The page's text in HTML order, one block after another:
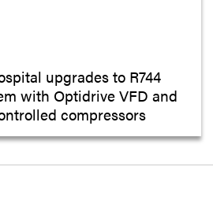
upgrades to R744
with Optidrive VFD and
compressors